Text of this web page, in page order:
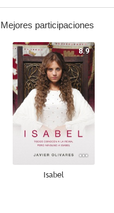
Mejores participaciones
8.9
Isabel